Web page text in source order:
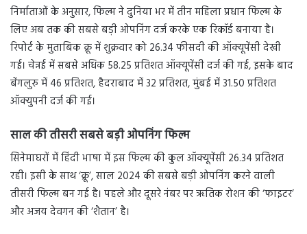
निर्माताओं के अनुसार, फिल्म ने दुनिया भर में तीन महिला प्रधान फिल्म के
लिए अब तक की सबसे बड़ी ओपनिंग दर्ज करके एक रिकॉर्ड बनाया है।
रिपोर्ट के मुताबिक क्रू में शुक्रवार को 26.34 फीसदी की ऑक्यूपेंसी देखी
गई। चेन्नई में सबसे अधिक 58.25 प्रतिशत ऑक्यूपेंसी दर्ज की गई, इसके बाद
बेंगलुरु में 46 प्रतिशत, हैदराबाद में 32 प्रतिशत, मुंबई में 31.50 प्रतिशत
ऑक्युपनी दर्ज की गई।
साल की तीसरी सबसे बड़ी ओपनिंग फिल्म
सिनेमाघरों में हिंदी भाषा में इस फिल्म की कुल ऑक्यूपेंसी 26.34 प्रतिशत
रही। इसी के साथ ‘क्रू’, साल 2024 की सबसे बड़ी ओपनिंग करने वाली
तीसरी फिल्म बन गई है। पहले और दूसरे नंबर पर ऋतिक रोशन की ‘फाइटर’
और अजय देवगन की ‘शैतान’ है।